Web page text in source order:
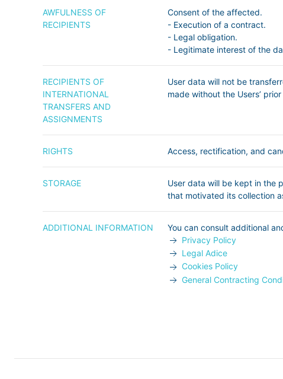
AWFULNESS OF
RECIPIENTS
Consent of the affected.
- Execution of a contract.
- Legal obligation.
- Legitimate interest of the
RECIPIENTS OF
INTERNATIONAL
TRANSFERS AND
ASSIGNMENTS
User data will not be
made without the Users’
RIGHTS Access, rectification, and
STORAGE
User data will be kept in the
that motivated its collection
ADDITIONAL INFORMATION
You can consult additional
Privacy Policy
Legal Adice
Cookies Policy
General Contracting